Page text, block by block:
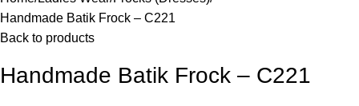
Handmade Batik Frock – C221
Back to products
Handmade Batik Frock – C221